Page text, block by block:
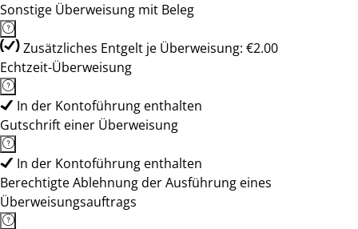
Sonstige Überweisung mit Beleg
Zusätzliches Entgelt je Überweisung: €2.00
Echtzeit-Überweisung
In der Kontoführung enthalten
Gutschrift einer Überweisung
In der Kontoführung enthalten
Berechtigte Ablehnung der Ausführung eines
Überweisungsauftrags